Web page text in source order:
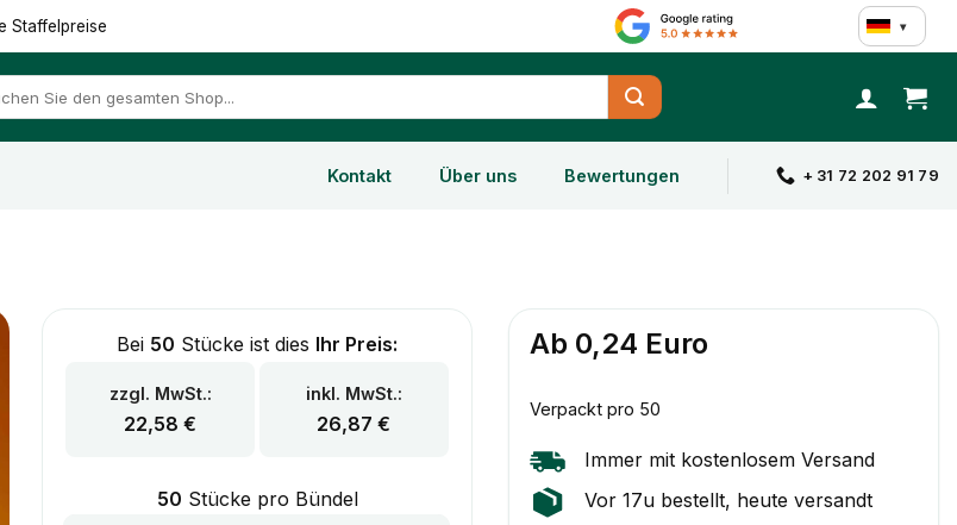
Staffelpreise ▾
Kontakt Über uns Bewertungen + 31 72 202 91 79
Bei 50 Stücke ist dies Ihr Preis:
zzgl. MwSt.:
22,58€
inkl. MwSt.:
26,87€
50 Stücke pro Bündel
Ab 0,24 Euro
Verpackt pro 50
Immer mit kostenlosem Versand
Vor 17u bestellt, heute versandt